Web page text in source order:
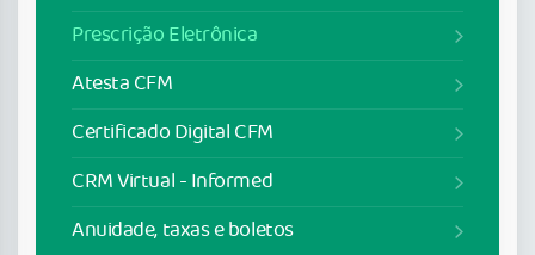
Prescrição Eletrônica
Atesta CFM
Certificado Digital CFM
CRM Virtual - Informed
Anuidade, taxas e boletos